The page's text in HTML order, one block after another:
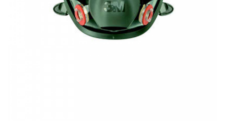
Imbracaminte